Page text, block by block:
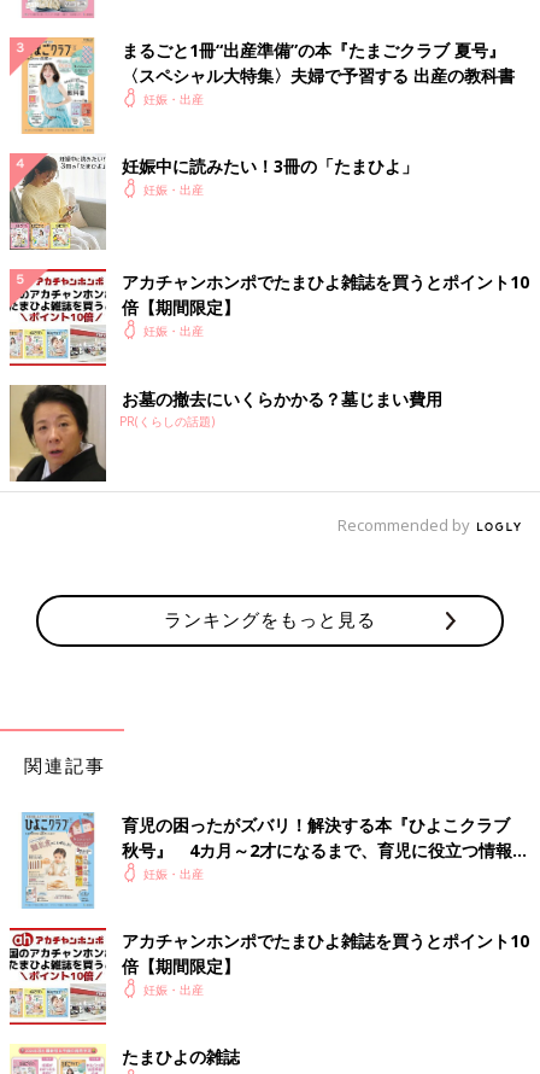
まるごと1冊“出産準備”の本『たまごクラブ 夏号』
〈スペシャル大特集〉夫婦で予習する 出産の教科書
妊娠・出産
妊娠中に読みたい！3冊の「たまひよ」
妊娠・出産
アカチャンホンポでたまひよ雑誌を買うとポイント10
倍【期間限定】
妊娠・出産
お墓の撤去にいくらかかる？墓じまい費用
PR(くらしの話題)
Recommended by
ランキングをもっと見る
関連記事
育児の困ったがズバリ！解決する本『ひよこクラブ
秋号』 4カ月～2才になるまで、育児に役立つ情報が
いっぱい！
妊娠・出産
アカチャンホンポでたまひよ雑誌を買うとポイント10
倍【期間限定】
妊娠・出産
たまひよの雑誌